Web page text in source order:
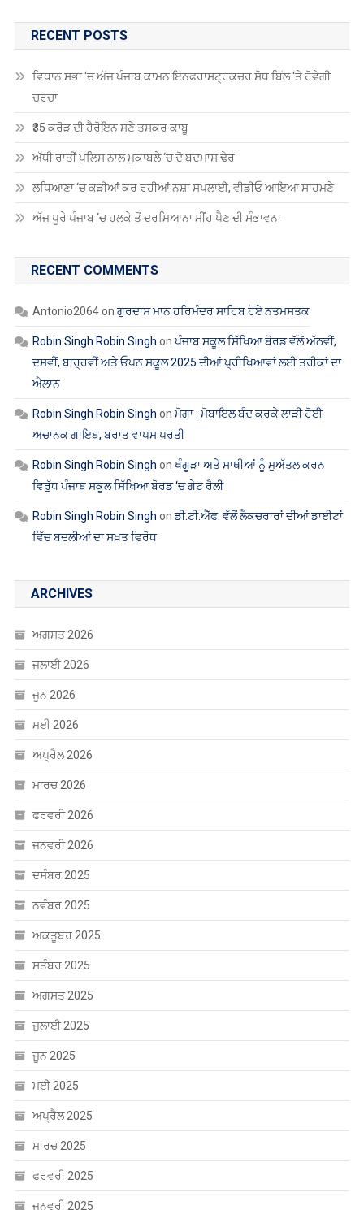
RECENT POSTS
ਵਿਧਾਨ ਸਭਾ ‘ਚ ਅੱਜ ਪੰਜਾਬ ਕਾਮਨ ਇਨਫਰਾਸਟ੍ਰਕਚਰ ਸੋਧ ਬਿੱਲ ‘ਤੇ ਹੋਵੇਗੀ
₹35 ਕਰੋੜ ਦੀ ਹੈਰੋਇਨ ਸਣੇ ਤਸਕਰ ਕਾਬੂ
ਅੱਧੀ ਰਾਤੀਂ ਪੁਲਿਸ ਨਾਲ ਮੁਕਾਬਲੇ ‘ਚ ਦੋ ਬਦਮਾਸ਼ ਢੇਰ
ਲੁਧਿਆਣਾ ‘ਚ ਕੁੜੀਆਂ ਕਰ ਰਹੀਆਂ ਨਸ਼ਾ ਸਪਲਾਈ, ਵੀਡੀਓ ਆਇਆ ਸਾਹਮਣੇ
ਅੱਜ ਪੂਰੇ ਪੰਜਾਬ ‘ਚ ਹਲਕੇ ਤੋਂ ਦਰਮਿਆਨਾ ਮੀਂਹ ਪੈਣ ਦੀ ਸੰਭਾਵਨਾ
RECENT COMMENTS
ਗੁਰਦਾਸ ਮਾਨ ਹਰਿਮੰਦਰ ਸਾਹਿਬ ਹੋਏ ਨਤਮਸਤਕ
ਪੰਜਾਬ ਸਕੂਲ ਸਿੱਖਿਆ ਬੋਰਡ ਵੱਲੋਂ ਅੱਠਵੀਂ,
ਦਸਵੀਂ, ਬਾਰ੍ਹਵੀਂ ਅਤੇ ਓਪਨ ਸਕੂਲ 2025 ਦੀਆਂ ਪ੍ਰੀਖਿਆਵਾਂ ਲਈ ਤਰੀਕਾਂ ਦਾ
ਐਲਾਨ
ਮੋਗਾ : ਮੋਬਾਇਲ ਬੰਦ ਕਰਕੇ ਲਾੜੀ ਹੋਈ
ਅਚਾਨਕ ਗਾਇਬ, ਬਰਾਤ ਵਾਪਸ ਪਰਤੀ
ਖੰਗੂੜਾ ਅਤੇ ਸਾਥੀਆਂ ਨੂੰ ਮੁਅੱਤਲ ਕਰਨ
ਵਿਰੁੱਧ ਪੰਜਾਬ ਸਕੂਲ ਸਿੱਖਿਆ ਬੋਰਡ ‘ਚ ਗੇਟ ਰੈਲੀ
ਡੀ.ਟੀ.ਐੱਫ. ਵੱਲੋਂ ਲੈਕਚਰਾਰਾਂ ਦੀਆਂ ਡਾਈਟਾਂ
ਵਿੱਚ ਬਦਲੀਆਂ ਦਾ ਸਖ਼ਤ ਵਿਰੋਧ
ARCHIVES
ਜੁਲਾਈ 2026
ਮਈ 2026
ਅਪ੍ਰੈਲ 2026
ਫਰਵਰੀ 2026
ਜਨਵਰੀ 2026
ਦਸੰਬਰ 2025
ਨਵੰਬਰ 2025
ਸਤੰਬਰ 2025
ਜੁਲਾਈ 2025
ਮਈ 2025
ਅਪ੍ਰੈਲ 2025
ਫਰਵਰੀ 2025
ਜਨਵਰੀ 2025